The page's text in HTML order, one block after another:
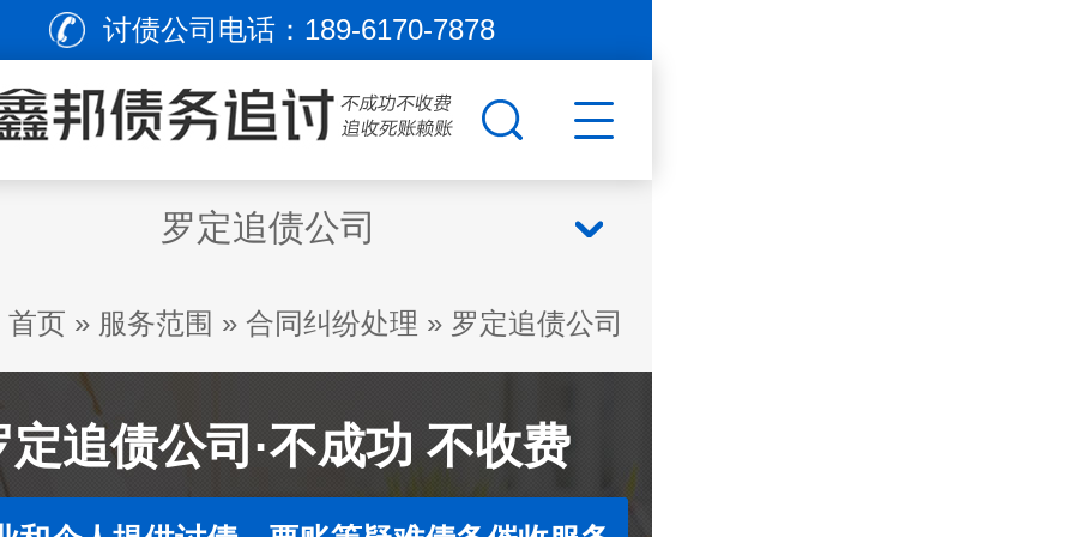
讨债公司电话： 189-6170-7878
罗定追债公司
首页 » 服务范围 » 合同纠纷处理 » 罗定追债公司
定追债公司·不成功 不收费